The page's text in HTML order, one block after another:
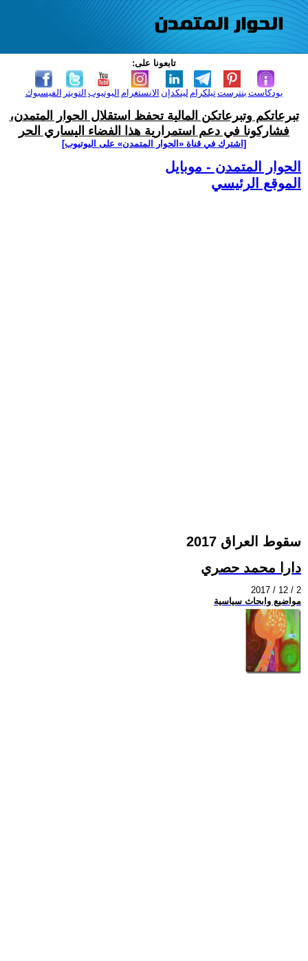
تابعونا على:
الفيسبوك التويتر اليوتيوب الانستغرام لينكدإن تيلكرامبنترست بودكاست
تبرعاتكم وتبرعاتكن المالية تحفظ استقلال الحوار المتمدن،
فشاركونا في دعم استمرارية هذا الفضاء اليساري الحر
[اشترك في قناة ‫«الحوار المتمدن» على اليوتيوب]
الحوار المتمدن - موبايل
الموقع الرئيسي
سقوط العراق 2017
دارا محمد حصري
2017 / 12 / 2
مواضيع وابحاث سياسية